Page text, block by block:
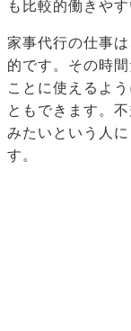
も比較的働きや
家事代行の仕事
的です。その時
ことに使えるよ
ともできます。
みたいという人
す。